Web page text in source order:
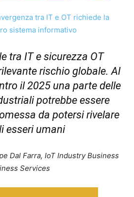
tra IT e sicurezza OT
rischio globale. Al
il 2025 una parte delle
potrebbe essere
da potersi rivelare
esseri umani
Dal Farra, IoT Industry Business
Services